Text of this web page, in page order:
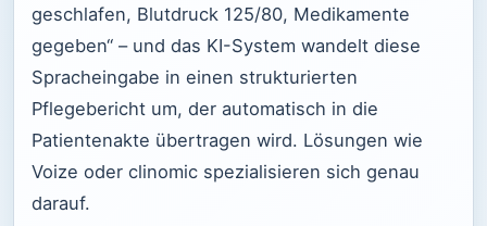
geschlafen, Blutdruck 125/80, Medikamente
gegeben“ – und das KI-System wandelt diese
Spracheingabe in einen strukturierten
Pflegebericht um, der automatisch in die
Patientenakte übertragen wird. Lösungen wie
Voize oder clinomic spezialisieren sich genau
darauf.